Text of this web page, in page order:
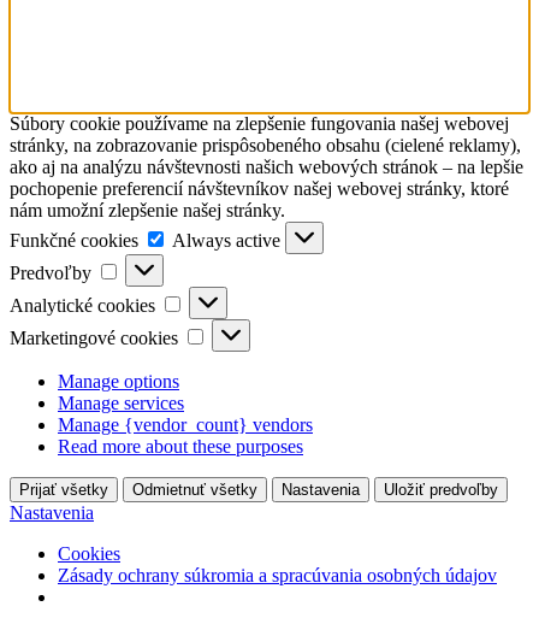
Súbory cookie používame na zlepšenie fungovania našej webovej
stránky, na zobrazovanie prispôsobeného obsahu (cielené reklamy),
ako aj na analýzu návštevnosti našich webových stránok – na lepšie
pochopenie preferencií návštevníkov našej webovej stránky, ktoré
nám umožní zlepšenie našej stránky.
Funkčné cookies
Funkčné
cookies
Always active
Predvoľby
Predvoľby
Analytické cookies
Analytické
cookies
Marketingové cookies
Marketingové
cookies
Manage options
Manage services
Manage {vendor_count} vendors
Read more about these purposes
Prijať všetky Odmietnuť všetky Nastavenia Uložiť predvoľby
Nastavenia
Cookies
Zásady ochrany súkromia a spracúvania osobných údajov